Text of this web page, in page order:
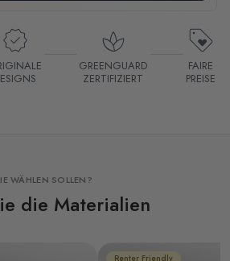
GREENGUARD
ZERTIFIZIERT
FAIRE
PREISE
WÄHLEN SOLLEN?
die Materialien
Renter Friendly